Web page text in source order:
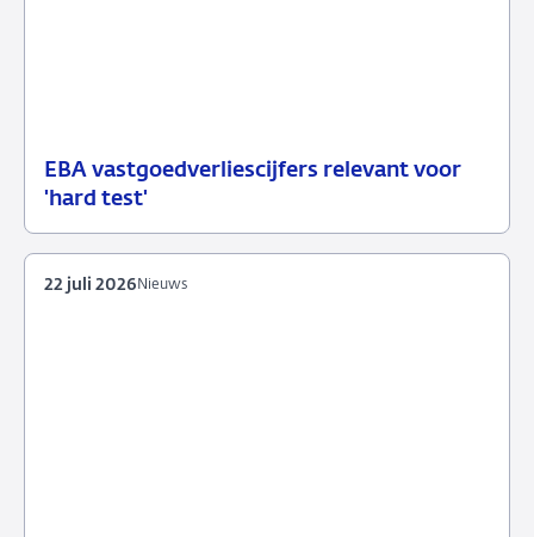
EBA vastgoedverliescijfers relevant voor
'hard test'
23
Nieuwsbericht
Nieuws
22 juli 2026